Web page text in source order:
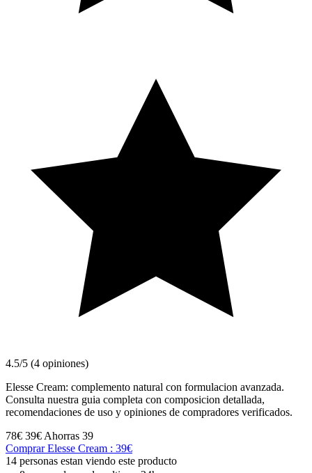
4.5/5 (4 opiniones)
Elesse Cream: complemento natural con formulacion avanzada.
Consulta nuestra guia completa con composicion detallada,
recomendaciones de uso y opiniones de compradores verificados.
78€ 39€ Ahorras 39
Comprar Elesse Cream : 39€
14 personas estan viendo este producto